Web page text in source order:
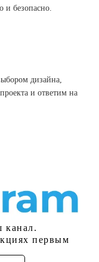
и безопасно.
дизайна,
и ответим на
канал.
первым